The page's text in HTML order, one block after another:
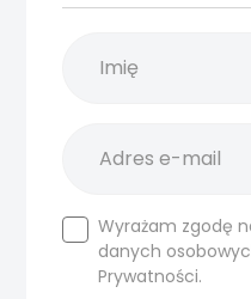
Wyrażam zgodę
danych
Prywatności.